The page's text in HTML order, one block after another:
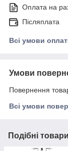
Оплата на
Післяплата
Всі умови
Умови
Повернення
Всі умови
Подібні